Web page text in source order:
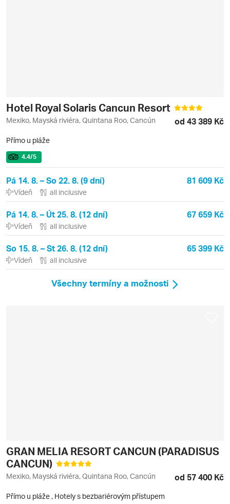
Hotel Royal Solaris Cancun Resort
Mexiko, Mayská riviéra, Quintana Roo, Cancún od 43 389 Kč
Přímo u pláže
4.4/5
Pá 14. 8. – So 22. 8. (9 dní) 81 609 Kč
Vídeň all inclusive
Pá 14. 8. – Út 25. 8. (12 dní) 67 659 Kč
Vídeň all inclusive
So 15. 8. – St 26. 8. (12 dní) 65 399 Kč
Vídeň all inclusive
Všechny termíny a možnosti
GRAN MELIA RESORT CANCUN (PARADISUS
CANCUN)
Mexiko, Mayská riviéra, Quintana Roo, Cancún od 57 400 Kč
Přímo u pláže , Hotely s bezbariérovým přístupem